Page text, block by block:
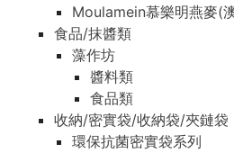
Moulamein慕樂明燕麥(
食品/抹醬類
藻作坊
醬料類
食品類
收納/密實袋/收納袋/夾鏈袋
環保抗菌密實袋系列